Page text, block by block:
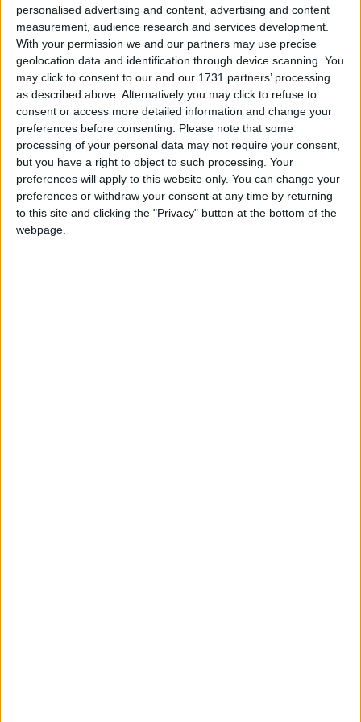
personalised advertising and content, advertising and content
measurement, audience research and services development.
With your permission we and our partners may use precise
geolocation data and identification through device scanning. You
may click to consent to our and our 1731 partners’ processing
as described above. Alternatively you may click to refuse to
consent or access more detailed information and change your
preferences before consenting.
Please note that some
processing of your personal data may not require your consent,
but you have a right to object to such processing. Your
preferences will apply to this website only. You can change your
preferences or withdraw your consent at any time by returning
to this site and clicking the "Privacy" button at the bottom of the
webpage.
Com valores el premi concedit al jutge Del Amo?
-Molt positivament, ja que demostra que si hi ha
voluntat el català es pot fer servir en àmbit de la justícia,
on utilitzant un símil esportiu encara estem a Segona
Divisió. És prou vergonyós que encara avui menys del
20% de les sentències es facin en català. Del Amo és un
jutge nascut a Madrid que s’ha integrat perfectament a
la ciutat i parla català com la majoria de la societat on
desenvolupa la feina. Va rebre el premi en nom de tots
els jutges de fora arrelats a la nostra ciutat i que hi fan
vida amb tota normalitat.